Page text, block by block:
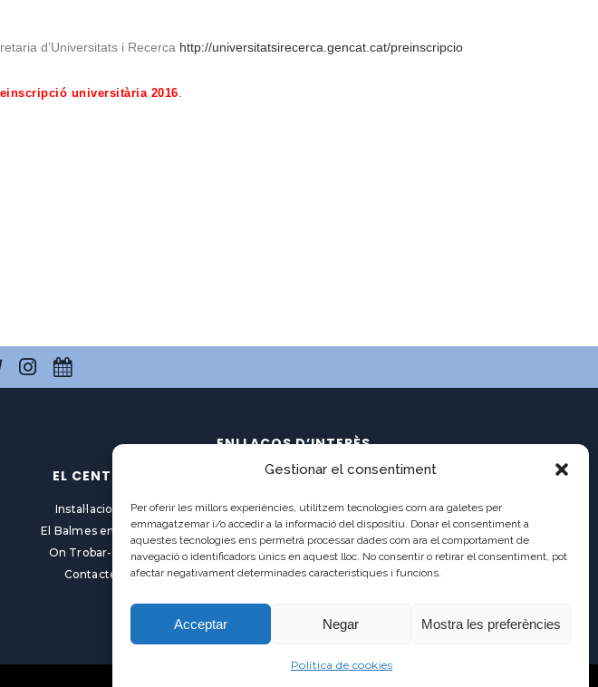
Gestionar el consentiment
Per oferir les millors experiències, utilitzem tecnologies com ara galetes per
emmagatzemar i/o accedir a la informació del dispositiu. Donar el consentiment a
aquestes tecnologies ens permetrà processar dades com ara el comportament de
navegació o identificadors únics en aquest lloc. No consentir o retirar el consentiment, pot
afectar negativament determinades característiques i funcions.
Acceptar Negar Mostra les preferències
Política de cookies
d’Universitats i Recerca http://universitatsirecerca.gencat.cat/preinscripcio
universitària 2016.
EL CENTRE
Instal·lacions
El Balmes en línia
On Trobar-nos
Contacte
ENLLAÇOS D’INTERÈS
Calendari
Ràdio Balmes
Balmes TV2
Balmes TV (antic)
Antic Lloc Web
08009 Barcelona
a8013111@xtec.cat